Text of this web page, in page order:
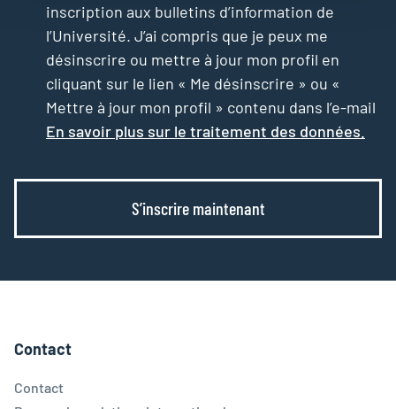
inscription aux bulletins d’information de
l’Université. J’ai compris que je peux me
désinscrire ou mettre à jour mon profil en
cliquant sur le lien « Me désinscrire » ou «
Mettre à jour mon profil » contenu dans l’e-mail
En savoir plus sur le traitement des données.
S’inscrire maintenant
Contact
Contact